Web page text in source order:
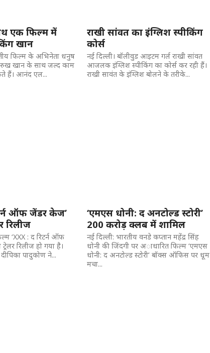
एक फिल्म में
खान
फिल्म के अभिनेता धनुष
खान के साथ जल्द काम
हैं। आनंद एल...
राखी सांवत का इंग्लिश स्पीकिंग
कोर्स
नई दिल्ली। बॉलीवुड आइटम गर्ल राखी सांवत
आजलक इंग्लिश स्पीकिंग का कोर्स कर रही हैं।
राखी सावंत के इंग्लिश बोलने के तरीके...
ऑफ जेंडर केज’
रिलीज
‘XXX : द रिटर्न ऑफ
रिलीज हो गया है।
पादुकोण ने...
‘एमएस धोनी: द अनटोल्ड स्टोरी’
200 करोड़ क्लब में शामिल
नई दिल्ली: भारतीय वनडे कप्तान महेंद्र सिंह
धोनी की जिंदगी पर अाधारित फिल्म ‘एमएस
धोनी: द अनटोल्ड स्टोरी’ बॉक्स ऑफिस पर धूम
मचा...